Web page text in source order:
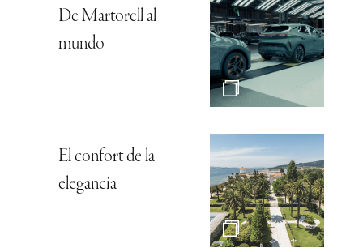
De Martorell al
mundo
El confort de la
elegancia